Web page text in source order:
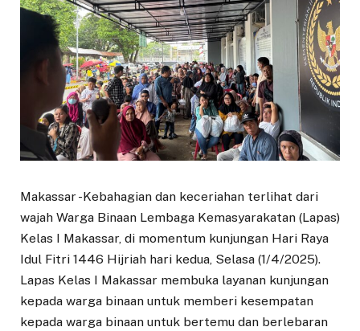
Makassar -Kebahagian dan keceriahan terlihat dari
wajah Warga Binaan Lembaga Kemasyarakatan (Lapas)
Kelas I Makassar, di momentum kunjungan Hari Raya
Idul Fitri 1446 Hijriah hari kedua, Selasa (1/4/2025).
Lapas Kelas I Makassar membuka layanan kunjungan
kepada warga binaan untuk memberi kesempatan
kepada warga binaan untuk bertemu dan berlebaran